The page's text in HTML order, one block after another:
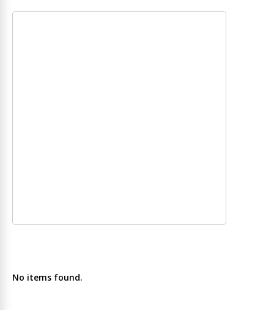
No items found.